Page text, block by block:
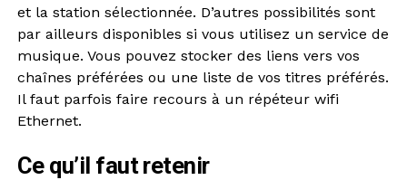
et la station sélectionnée. D’autres possibilités sont
par ailleurs disponibles si vous utilisez un service de
musique. Vous pouvez stocker des liens vers vos
chaînes préférées ou une liste de vos titres préférés.
Il faut parfois faire recours à un répéteur wifi
Ethernet.
Ce qu’il faut retenir